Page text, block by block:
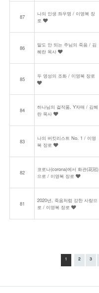
87
나의 인생 좌우명 / 이영복 장
로
86
말도 안 되는 주님의 죽음 / 김
혜란 목사
85 두 영성의 조화 / 이영복 장로
84
하나님의 걸작품, Y자매 / 김혜
란 목사
83
나의 버킷리스트 No. 1 / 이영
복 장로
82
코로나(corona)에서 화관(花冠)
으로 / 이영복 장로
81
2020년, 죽음처럼 강한 사랑으
로 / 이영복 장로
1 2 3